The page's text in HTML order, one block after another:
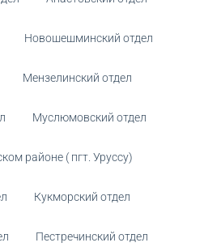
Новошешминский отдел
Мензелинский отдел
Муслюмовский отдел
районе ( пгт. Уруссу)
Кукморский отдел
Пестречинский отдел